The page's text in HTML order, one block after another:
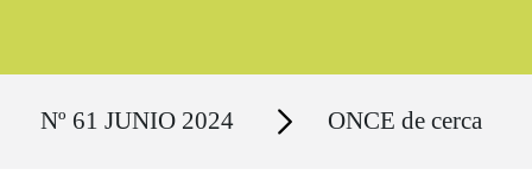
Nº 61 JUNIO 2024 Secciones ONCE de cerca